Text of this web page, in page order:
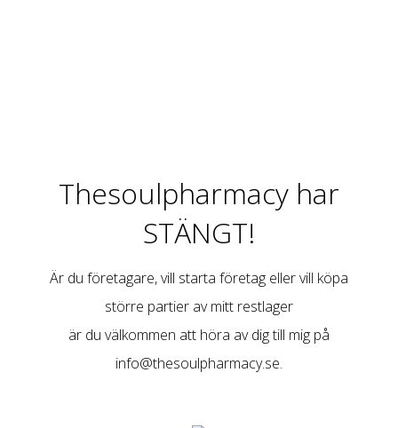
Thesoulpharmacy har
STÄNGT!
Är du företagare, vill starta företag eller vill köpa
större partier av mitt restlager
är du välkommen att höra av dig till mig på
info@thesoulpharmacy.se.